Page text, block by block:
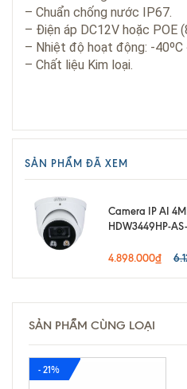
– Chuẩn chống nước IP67.
– Điện áp DC12V hoặc POE
– Nhiệt độ hoạt động: -40ºC
– Chất liệu Kim loại.
SẢN PHẨM ĐÃ XEM
Camera IP AI
HDW3449HP-
4.898.000₫
SẢN PHẨM CÙNG LOẠI
- 21%